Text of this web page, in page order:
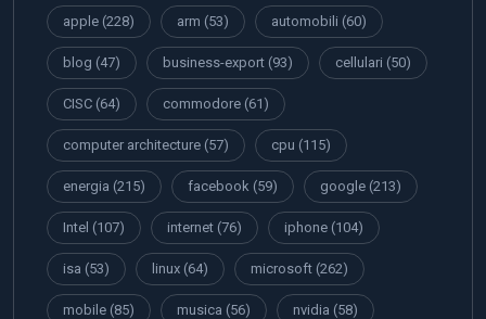
apple (228) arm (53) automobili (60)
blog (47) business-export (93) cellulari (50)
CISC (64) commodore (61)
computer architecture (57) cpu (115)
energia (215) facebook (59) google (213)
Intel (107) internet (76) iphone (104)
isa (53) linux (64) microsoft (262)
mobile (85) musica (56) nvidia (58)